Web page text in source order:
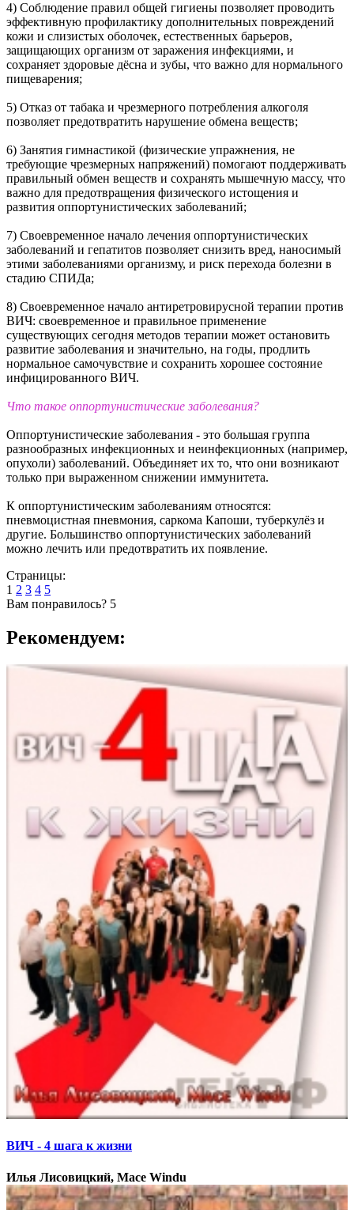
4) Соблюдение правил общей гигиены позволяет проводить
эффективную профилактику дополнительных повреждений
кожи и слизистых оболочек, естественных барьеров,
защищающих организм от заражения инфекциями, и
сохраняет здоровые дёсна и зубы, что важно для нормального
пищеварения;
5) Отказ от табака и чрезмерного потребления алкоголя
позволяет предотвратить нарушение обмена веществ;
6) Занятия гимнастикой (физические упражнения, не
требующие чрезмерных напряжений) помогают поддерживать
правильный обмен веществ и сохранять мышечную массу, что
важно для предотвращения физического истощения и
развития оппортунистических заболеваний;
7) Своевременное начало лечения оппортунистических
заболеваний и гепатитов позволяет снизить вред, наносимый
этими заболеваниями организму, и риск перехода болезни в
стадию СПИДа;
8) Своевременное начало антиретровирусной терапии против
ВИЧ: своевременное и правильное применение
существующих сегодня методов терапии может остановить
развитие заболевания и значительно, на годы, продлить
нормальное самочувствие и сохранить хорошее состояние
инфицированного ВИЧ.
Что такое оппортунистические заболевания?
Оппортунистические заболевания - это большая группа
разнообразных инфекционных и неинфекционных (например,
опухоли) заболеваний. Объединяет их то, что они возникают
только при выраженном снижении иммунитета.
К оппортунистическим заболеваниям относятся:
пневмоцистная пневмония, саркома Капоши, туберкулёз и
другие. Большинство оппортунистических заболеваний
можно лечить или предотвратить их появление.
Страницы:
1 2 3 4 5
Вам понравилось? 5
Рекомендуем:
ВИЧ - 4 шага к жизни
Илья Лисовицкий, Mace Windu